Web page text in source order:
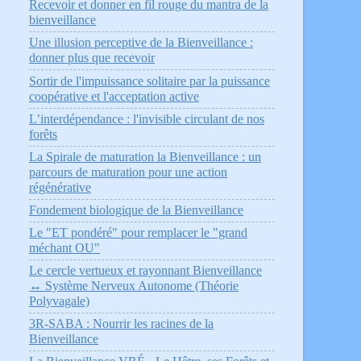
Recevoir et donner en fil rouge du mantra de la
bienveillance
Une illusion perceptive de la Bienveillance :
donner plus que recevoir
Sortir de l'impuissance solitaire par la puissance
coopérative et l'acceptation active
L’interdépendance : l'invisible circulant de nos
forêts
La Spirale de maturation la Bienveillance : un
parcours de maturation pour une action
régénérative
Fondement biologique de la Bienveillance
Le "ET pondéré" pour remplacer le "grand
méchant OU"
Le cercle vertueux et rayonnant Bienveillance
↔ Système Nerveux Autonome (Théorie
Polyvagale)
3R-SABA : Nourrir les racines de la
Bienveillance